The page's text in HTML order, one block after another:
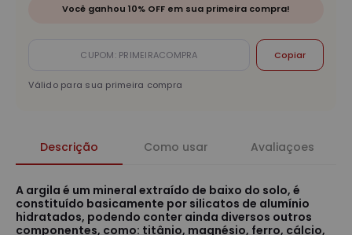
Você ganhou 10% OFF em sua primeira compra!
Copiar
Válido para sua primeira compra
Descrição Como usar Avaliaçoes
A argila é um mineral extraído de baixo do solo, é
constituído basicamente por silicatos de alumínio
hidratados, podendo conter ainda diversos outros
componentes, como: titânio, magnésio, ferro, cálcio,